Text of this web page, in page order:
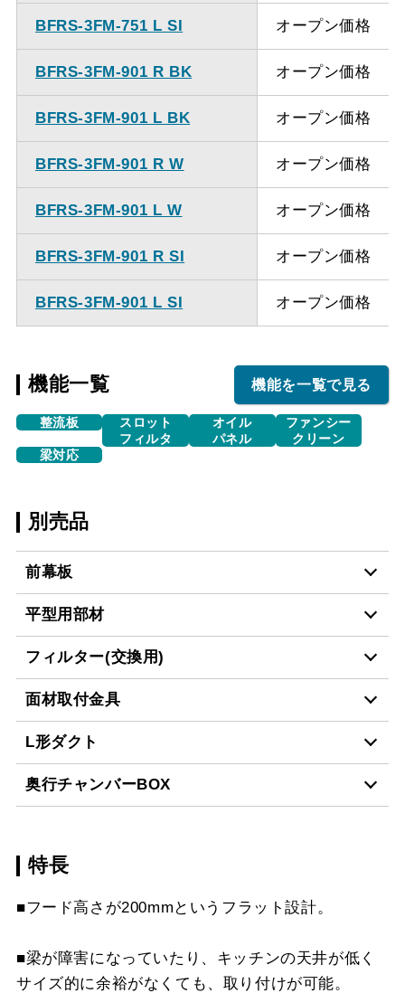
BFRS-3FM-751 L SI オープン価格
BFRS-3FM-901 R BK オープン価格
BFRS-3FM-901 L BK オープン価格
BFRS-3FM-901 R W オープン価格
BFRS-3FM-901 L W オープン価格
BFRS-3FM-901 R SI オープン価格
BFRS-3FM-901 L SI オープン価格
機能一覧 機能を一覧で見る
整流板
スロット
フィルタ
オイル
パネル
ファンシー
クリーン
梁対応
別売品
前幕板
MP-904 BK ¥7,150（税抜価格 ￥
MP-904 W ¥7,150（税抜価格 ￥
MP-904 SI ¥8,910（税抜価格 ￥
スクロールできます
平型用部材
CH-BFE-5060 BK ¥23,870（税抜価格 ￥
CH-BFE-5060 W ¥23,870（税抜価格 ￥
CH-BFE-5060 SI ¥27,390（税抜価格 ￥
CH-BFE-5075 W
CH-BFE-5090 BK ¥30,360（税抜価格 ￥
スクロールできます
フィルター(交換用)
CSF16-4001 ¥4,950（税抜価格 ￥
面材取付金具
MP-MTKU-60 BK ¥7,150（税抜価格 ￥
MP-MTKU-75 BK
MP-MTKU-75 SI ¥9,900（税抜価格 ￥
MP-MTKU-90 BK ¥8,470（税抜価格 ￥
L形ダクト
奥行チャンバーBOX
CH-BFE-5060 BK
CH-BFE-5060 SI ¥27,390（税抜価格 ￥
CH-BFE-5075 BK ¥27,170（税抜価格 ￥
スクロールできます
特長
■フード高さが200mmというフラット設計。
■梁が障害になっていたり、キッチンの天井が低く
サイズ的に余裕がなくても、取り付けが可能。